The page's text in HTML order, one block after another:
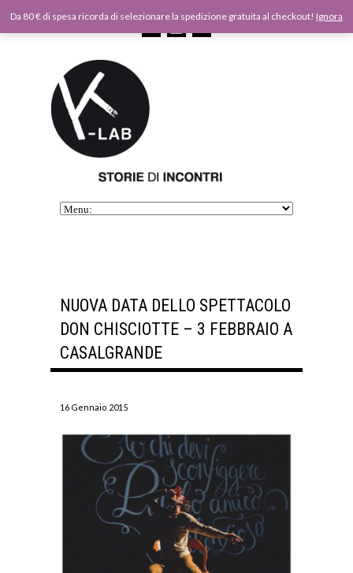
NUOVA DATA DELLO SPETTACOLO
DON CHISCIOTTE – 3 FEBBRAIO A
CASALGRANDE
16 Gennaio 2015
Da 80 € di spesa ricorda di selezionare la spedizione gratuita al checkout! Ignora